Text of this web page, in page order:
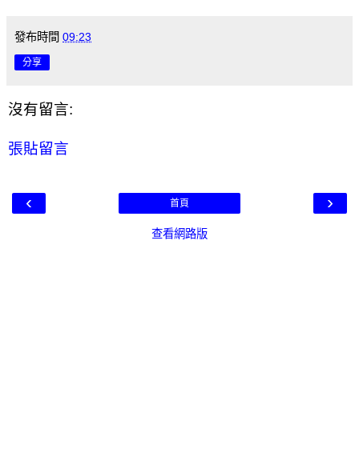
發布時間 09:23
分享
沒有留言:
張貼留言
‹ ›
首頁
查看網路版